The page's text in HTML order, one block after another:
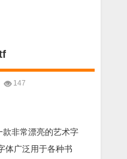
147
款非常漂亮的艺术字
体广泛用于各种书